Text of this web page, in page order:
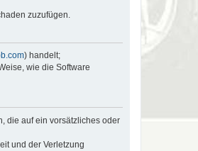
zuzufügen.
) handelt;
wie die Software
die auf ein vorsätzliches oder
und der Verletzung